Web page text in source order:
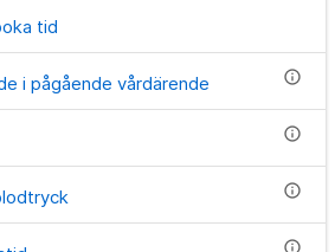
tid
i pågående vårdärende info
info
info
info